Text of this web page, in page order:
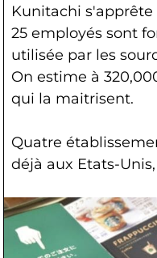
Kunitachi s'apprête
25 employés sont
utilisée par les
On estime à
qui la maitrisent.
Quatre
déjà aux Etats-